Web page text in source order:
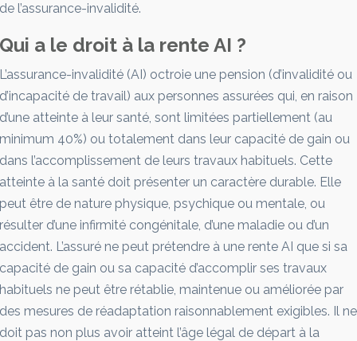
de l’assurance-invalidité.
Qui a le droit à la rente AI ?
L’assurance-invalidité (AI) octroie une pension (d’invalidité ou
d’incapacité de travail) aux personnes assurées qui, en raison
d’une atteinte à leur santé, sont limitées partiellement (au
minimum 40%) ou totalement dans leur capacité de gain ou
dans l’accomplissement de leurs travaux habituels. Cette
atteinte à la santé doit présenter un caractère durable. Elle
peut être de nature physique, psychique ou mentale, ou
résulter d’une infirmité congénitale, d’une maladie ou d’un
accident. L’assuré ne peut prétendre à une rente AI que si sa
capacité de gain ou sa capacité d’accomplir ses travaux
habituels ne peut être rétablie, maintenue ou améliorée par
des mesures de réadaptation raisonnablement exigibles. Il ne
doit pas non plus avoir atteint l’âge légal de départ à la